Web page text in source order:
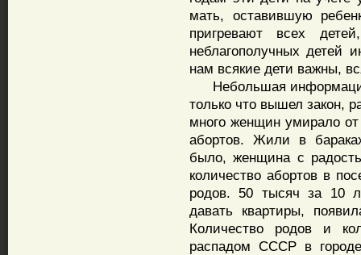
мать, оставившую
пригревают всех
неблагополучных детей
нам всякие дети важны,
Небольшая
только что вышел закон,
много женщин умирало
абортов. Жили в
было, женщина с
количество абортов в
родов. 50 тысяч за 10
давать квартиры,
Количество родов и
распадом СССР в